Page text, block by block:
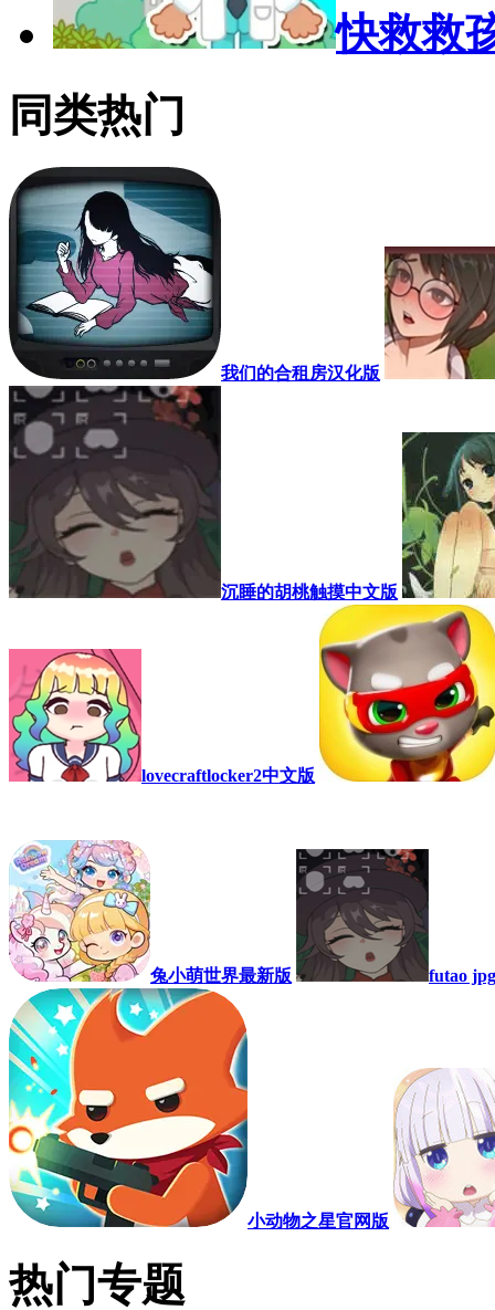
快救救
同类热门
我们的合租房汉化版
沉睡的胡桃触摸中文版
lovecraftlocker2中文版
兔小萌世界最新版 futao
小动物之星官网版
热门专题